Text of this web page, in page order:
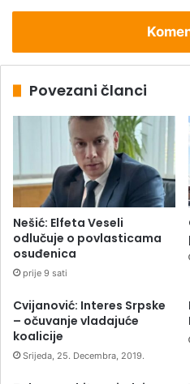
Povezani članci
Nešić: Elfeta Veseli
odlučuje o povlasticama
osuđenica
prije 9 sati
Cvijanović: Interes Srpske
– očuvanje vladajuće
koalicije
Srijeda, 25. Decembra, 2019.